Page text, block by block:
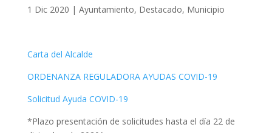
1 Dic 2020 | Ayuntamiento, Destacado, Municipio
Carta del Alcalde
ORDENANZA REGULADORA AYUDAS COVID-19
Solicitud Ayuda COVID-19
*Plazo presentación de solicitudes hasta el día 22 de